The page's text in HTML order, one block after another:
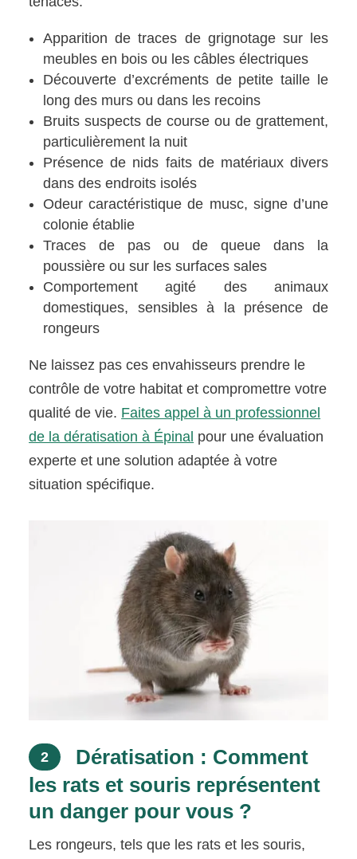
Apparition de traces de grignotage sur les
meubles en bois ou les câbles électriques
Découverte d’excréments de petite taille le
long des murs ou dans les recoins
Bruits suspects de course ou de grattement,
particulièrement la nuit
Présence de nids faits de matériaux divers
dans des endroits isolés
Odeur caractéristique de musc, signe d’une
colonie établie
Traces de pas ou de queue dans la
poussière ou sur les surfaces sales
Comportement agité des animaux
domestiques, sensibles à la présence de
rongeurs
Ne laissez pas ces envahisseurs prendre le
contrôle de votre habitat et compromettre votre
qualité de vie. Faites appel à un professionnel
de la dératisation à Épinal pour une évaluation
experte et une solution adaptée à votre
situation spécifique.
2
Dératisation : Comment
les rats et souris représentent
un danger pour vous ?
Les rongeurs, tels que les rats et les souris,